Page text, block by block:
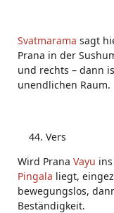
Svatmarama sagt
Prana in der
und rechts – dann
unendlichen Raum.
Vers
Wird Prana Vayu ins
Pingala liegt,
bewegungslos,
Beständigkeit.